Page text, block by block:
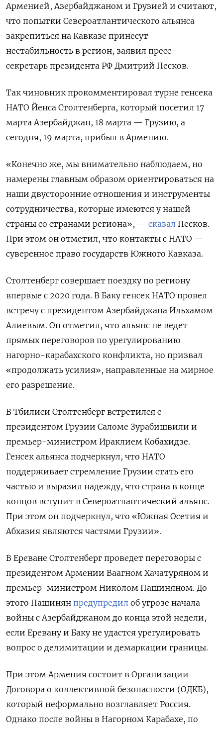
Арменией, Азербайджаном и Грузией и считают,
что попытки Североатлантического альянса
закрепиться на Кавказе принесут
нестабильность в регион, заявил пресс-
секретарь президента РФ Дмитрий Песков.
Так чиновник прокомментировал турне генсека
НАТО Йенса Столтенберга, который посетил 17
марта Азербайджан, 18 марта — Грузию, а
сегодня, 19 марта, прибыл в Армению.
«Конечно же, мы внимательно наблюдаем, но
намерены главным образом ориентироваться на
наши двусторонние отношения и инструменты
сотрудничества, которые имеются у нашей
страны со странами региона», — сказал Песков.
При этом он отметил, что контакты с НАТО —
суверенное право государств Южного Кавказа.
Столтенберг совершает поездку по региону
впервые с 2020 года. В Баку генсек НАТО провел
встречу с президентом Азербайджана Ильхамом
Алиевым. Он отметил, что альянс не ведет
прямых переговоров по урегулированию
нагорно-карабахского конфликта, но призвал
«продолжать усилия», направленные на мирное
его разрешение.
В Тбилиси Столтенберг встретился с
президентом Грузии Саломе Зурабишвили и
премьер-министром Ираклием Кобахидзе.
Генсек альянса подчеркнул, что НАТО
поддерживает стремление Грузии стать его
частью и выразил надежду, что страна в конце
концов вступит в Североатлантический альянс.
При этом он подчеркнул, что «Южная Осетия и
Абхазия являются частями Грузии».
В Ереване Столтенберг проведет переговоры с
президентом Армении Ваагном Хачатуряном и
премьер-министром Николом Пашиняном. До
этого Пашинян предупредил об угрозе начала
войны с Азербайджаном до конца этой недели,
если Еревану и Баку не удастся урегулировать
вопрос о делимитации и демаркации границы.
При этом Армения состоит в Организации
Договора о коллективной безопасности (ОДКБ),
который неформально возглавляет Россия.
Однако после войны в Нагорном Карабахе, по